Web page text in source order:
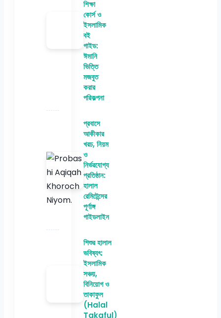
শিক্ষা
কোর্স ও
ইসলামিক
বই
গাইড:
ঈমানি
ভিত্তি
মজবুত
করার
পরিকল্পনা
প্রবাসে
আকীকার
খরচ, নিয়ম
ও
নির্ভরযোগ্য
প্রতিষ্ঠান:
হালাল
রেমিটেন্সের
পূর্ণাঙ্গ
গাইডলাইন
শিশুর হালাল
ভবিষ্যৎ:
ইসলামিক
সঞ্চয়,
বিনিয়োগ ও
তাকাফুল
(Halal
Takaful)